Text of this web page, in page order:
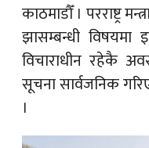
काठमाडौँ । परराष्ट्र
झासम्बन्धी विषयमा
विचाराधीन रहेकै
सूचना सार्वजनिक
।